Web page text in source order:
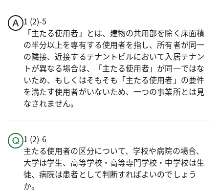
1 (2)-5
「主たる使用者」とは、建物の共用部を除く床面積
の半分以上を専有する使用者を指し、所有者が同一
の隣接、近接するテナントビルにおいて入居テナン
トが異なる場合は、「主たる使用者」が同一ではな
いため、もしくはそもそも「主たる使用者」の要件
を満たす使用者がいないため、一つの事業所とは見
なされません。
1 (2)-6
主たる使用者の区分について、学校や病院の場合、
大学は学生、高等学校・高等専門学校・中学校は生
徒、病院は患者として判断すればよいのでしょう
か。